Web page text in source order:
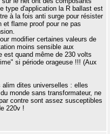
type d'application la R ballast est
à la fois anti surge pour résister
flame proof pour ne pas
modifier certaines valeurs de
moins sensible aux
est quand même de 230 volts
si période orageuse !!! (Aux
dites universelles : elles
monde sans transformateur, ne
contre sont assez susceptibles
220v !